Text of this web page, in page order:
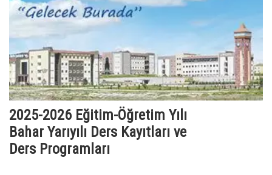
2025-2026 Eğitim-Öğretim Yılı
Bahar Yarıyılı Ders Kayıtları ve
Ders Programları